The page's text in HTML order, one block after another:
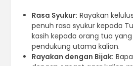
Rasa Syukur: Rayakan
penuh rasa syukur kepada
kasih kepada orang tua
pendukung utama kalian.
Rayakan dengan Bijak: